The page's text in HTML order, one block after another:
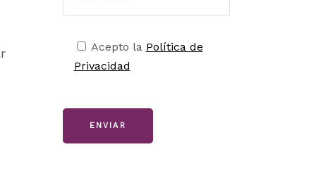
Acepto la Política de
Privacidad
ENVIAR